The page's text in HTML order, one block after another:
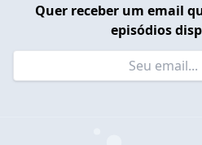
Quer receber um email
episódios